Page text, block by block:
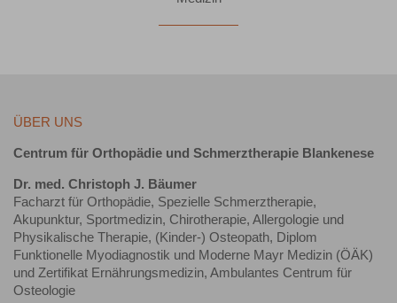
ÜBER UNS
Centrum für Orthopädie und Schmerztherapie Blankenese
Dr. med. Christoph J. Bäumer
Facharzt für Orthopädie, Spezielle Schmerztherapie,
Akupunktur, Sportmedizin, Chirotherapie, Allergologie und
Physikalische Therapie, (Kinder-) Osteopath, Diplom
Funktionelle Myodiagnostik und Moderne Mayr Medizin (ÖÄK)
und Zertifikat Ernährungsmedizin, Ambulantes Centrum für
Osteologie